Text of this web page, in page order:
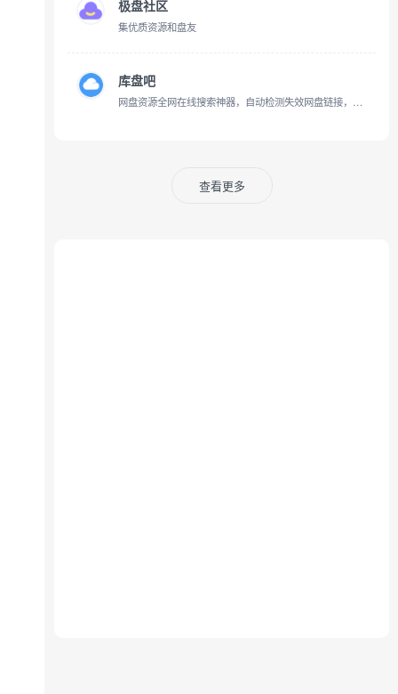
极盘社区
集优质资源和盘友
库盘吧
网盘资源全网在线搜索神器，自动检测失效网盘链接，每天更新海量资源。
查看更多